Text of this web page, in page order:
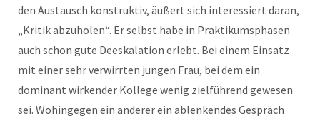
den Austausch konstruktiv, äußert sich interessiert daran,
„Kritik abzuholen“. Er selbst habe in Praktikumsphasen
auch schon gute Deeskalation erlebt. Bei einem Einsatz
mit einer sehr verwirrten jungen Frau, bei dem ein
dominant wirkender Kollege wenig zielführend gewesen
sei. Wohingegen ein anderer ein ablenkendes Gespräch